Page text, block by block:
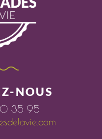
NOUS
35 95